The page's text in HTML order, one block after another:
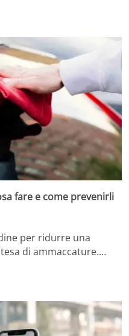
fare e come prevenirli
per ridurre una
di ammaccature.…